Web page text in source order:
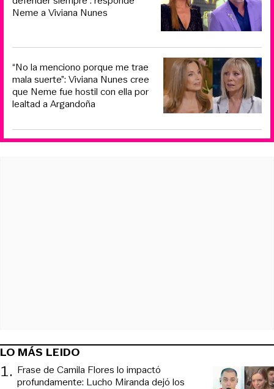
Neme a Viviana Nunes
“No la menciono porque me trae
mala suerte”: Viviana Nunes cree
que Neme fue hostil con ella por
lealtad a Argandoña
LO MÁS LEIDO
1. Frase de Camila Flores lo impactó
profundamente: Lucho Miranda dejó los